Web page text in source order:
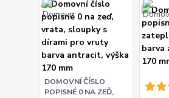
DOMOVNÍ ČÍSLO
POPISNÉ 0 NA ZEĎ,